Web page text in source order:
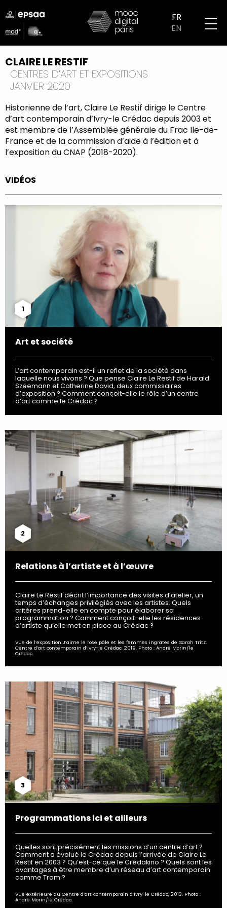
au
contenu
principal
logo
partenaires
mobile
FR
EN
CLAIRE LE RESTIF
CENTRES D’ART ET EXPOSITIONS
JANVIER 2020
Historienne de l’art, Claire Le Restif dirige le Centre
d’art contemporain d’Ivry-le Crédac depuis 2003 et
est membre de l’Assemblée générale du Frac Ile-de-
France et de la commission d’aide à l’édition et à
l’exposition du CNAP (2018-2020).
VIDÉOS
1
Art et société
L’art contemporain est-il un reflet de la société dans
laquelle nous vivons ? Que pense Claire Le Restif de Harald
Szeemann et Catherine David, deux commissaires
d’exposition ? Comment conçoit-elle le rôle d’un centre
d’art comme le Crédac ?
2
Relations à l’artiste et à l’œuvre
Claire Le Restif décrit l’importance des visites d’atelier, un
temps d’échanges privilégiés avec les artistes. Quels
critères prend-elle en compte pour élaborer sa
programmation ? Comment conçoit-elle les résidences
d’artiste qu’elle met en place au Crédac ?
Vue de l’exposition J’aime le rose pâle et les femmes ingrates de Sarah Tritz,
Centre d’art contemporain d’Ivry-le Crédac, 2019. Photo : André Morin/le
Crédac.
3
Programmations ici et ailleurs
Quelles sont précisément les missions d’un centre d’art ?
Comment a évolué le Crédac depuis l’arrivée de Claire Le
Restif en 2003 ? Qu’est-ce que le Crédakino ? Quels sont les
avantages à être membre d’un réseau d’art contemporain
comme Tram ?
Vue extérieure du Centre d’art contemporain d’Ivry-le Crédac, 2013. Photo :
André Morin/le Crédac.